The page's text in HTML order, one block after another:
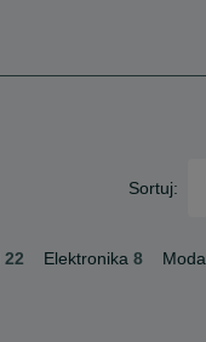
Sortuj:
22 Elektronika 8 Moda